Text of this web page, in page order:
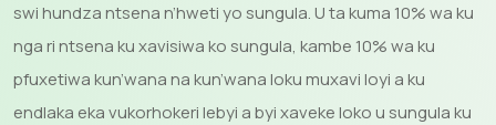
swi hundza ntsena n’hweti yo sungula. U ta kuma 10% wa ku
nga ri ntsena ku xavisiwa ko sungula, kambe 10% wa ku
pfuxetiwa kun’wana na kun’wana loku muxavi loyi a ku
endlaka eka vukorhokeri lebyi a byi xaveke loko u sungula ku